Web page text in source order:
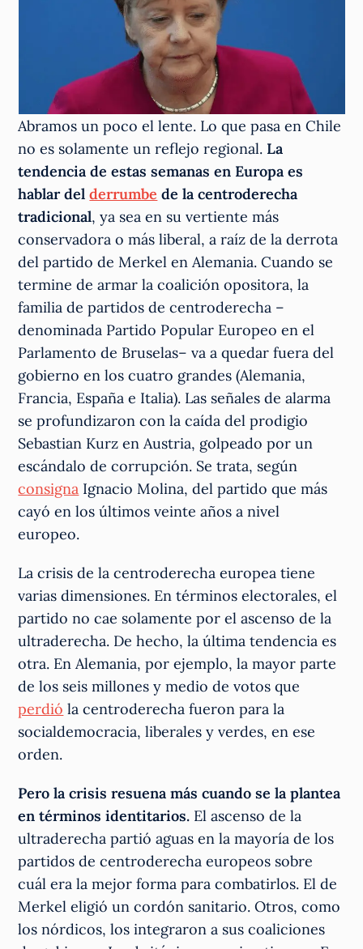
Abramos un poco el lente. Lo que pasa en Chile
no es solamente un reflejo regional. La
tendencia de estas semanas en Europa es
hablar delderrumbe de la centroderecha
tradicional, ya sea en su vertiente más
conservadora o más liberal, a raíz de la derrota
del partido de Merkel en Alemania. Cuando se
termine de armar la coalición opositora, la
familia de partidos de centroderecha –
denominada Partido Popular Europeo en el
Parlamento de Bruselas– va a quedar fuera del
gobierno en los cuatro grandes (Alemania,
Francia, España e Italia). Las señales de alarma
se profundizaron con la caída del prodigio
Sebastian Kurz en Austria, golpeado por un
escándalo de corrupción. Se trata, según
consigna Ignacio Molina, del partido que más
cayó en los últimos veinte años a nivel
europeo.
La crisis de la centroderecha europea tiene
varias dimensiones. En términos electorales, el
partido no cae solamente por el ascenso de la
ultraderecha. De hecho, la última tendencia es
otra. En Alemania, por ejemplo, la mayor parte
de los seis millones y medio de votos que
perdió la centroderecha fueron para la
socialdemocracia, liberales y verdes, en ese
orden.
Pero la crisis resuena más cuando se la plantea
en términos identitarios. El ascenso de la
ultraderecha partió aguas en la mayoría de los
partidos de centroderecha europeos sobre
cuál era la mejor forma para combatirlos. El de
Merkel eligió un cordón sanitario. Otros, como
los nórdicos, los integraron a sus coaliciones